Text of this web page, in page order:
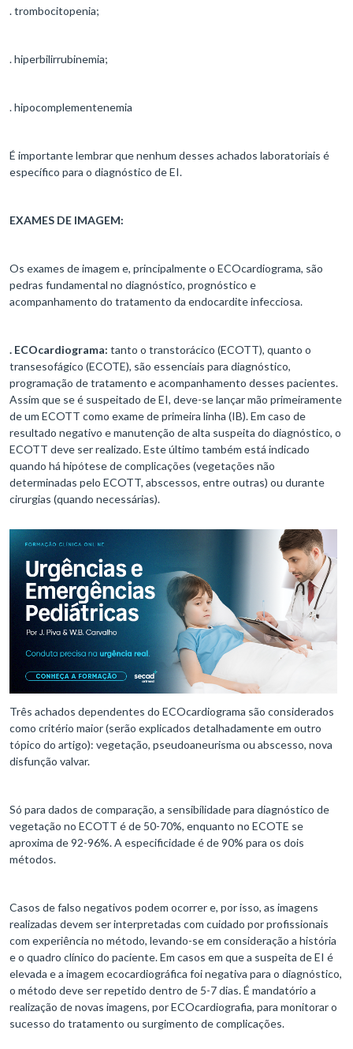
. trombocitopenia;
. hiperbilirrubinemia;
. hipocomplementenemia
É importante lembrar que nenhum desses achados laboratoriais é
específico para o diagnóstico de EI.
EXAMES DE IMAGEM:
Os exames de imagem e, principalmente o ECOcardiograma, são
pedras fundamental no diagnóstico, prognóstico e
acompanhamento do tratamento da endocardite infecciosa.
. ECOcardiograma: tanto o transtorácico (ECOTT), quanto o
transesofágico (ECOTE), são essenciais para diagnóstico,
programação de tratamento e acompanhamento desses pacientes.
Assim que se é suspeitado de EI, deve-se lançar mão primeiramente
de um ECOTT como exame de primeira linha (IB). Em caso de
resultado negativo e manutenção de alta suspeita do diagnóstico, o
ECOTT deve ser realizado. Este último também está indicado
quando há hipótese de complicações (vegetações não
determinadas pelo ECOTT, abscessos, entre outras) ou durante
cirurgias (quando necessárias).
Três achados dependentes do ECOcardiograma são considerados
como critério maior (serão explicados detalhadamente em outro
tópico do artigo): vegetação, pseudoaneurisma ou abscesso, nova
disfunção valvar.
Só para dados de comparação, a sensibilidade para diagnóstico de
vegetação no ECOTT é de 50-70%, enquanto no ECOTE se
aproxima de 92-96%. A especificidade é de 90% para os dois
métodos.
Casos de falso negativos podem ocorrer e, por isso, as imagens
realizadas devem ser interpretadas com cuidado por profissionais
com experiência no método, levando-se em consideração a história
e o quadro clínico do paciente. Em casos em que a suspeita de EI é
elevada e a imagem ecocardiográfica foi negativa para o diagnóstico,
o método deve ser repetido dentro de 5-7 dias. É mandatório a
realização de novas imagens, por ECOcardiografia, para monitorar o
sucesso do tratamento ou surgimento de complicações.